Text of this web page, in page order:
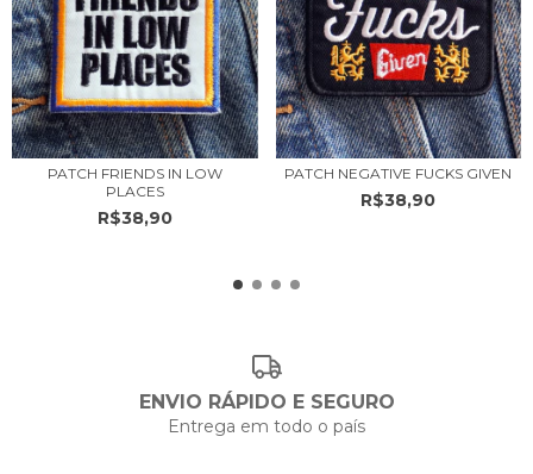
PATCH FRIENDS IN LOW
PLACES
R$38,90
PATCH NEGATIVE FUCKS GIVEN
R$38,90
ENVIO RÁPIDO E SEGURO
Entrega em todo o país